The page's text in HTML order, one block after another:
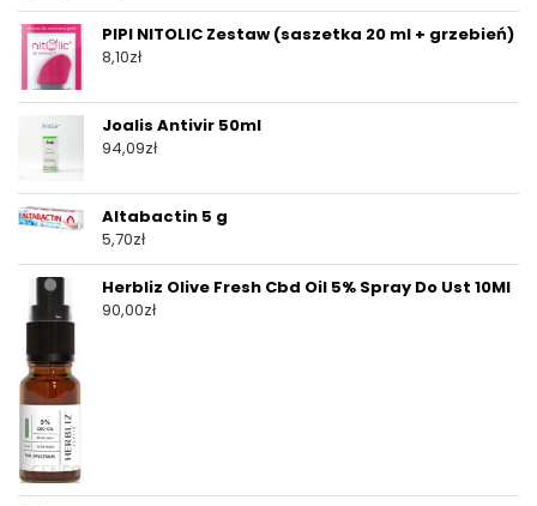
PIPI NITOLIC Zestaw (saszetka 20 ml + grzebień)
8,10zł
Joalis Antivir 50ml
94,09zł
Altabactin 5 g
5,70zł
Herbliz Olive Fresh Cbd Oil 5% Spray Do Ust 10Ml
90,00zł